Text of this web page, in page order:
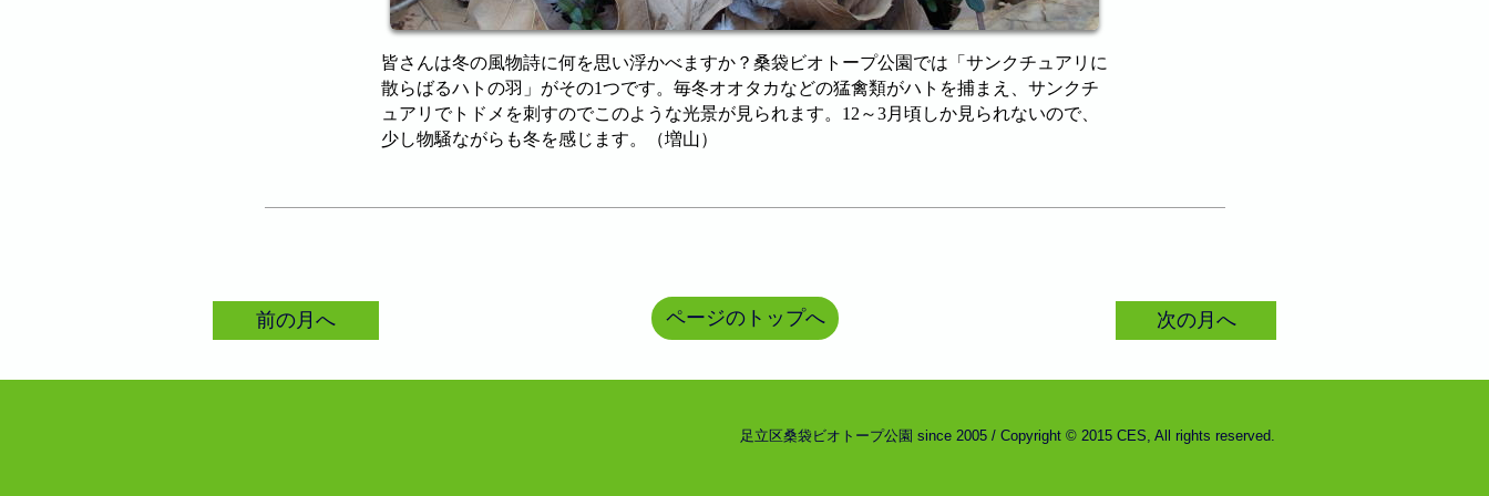
皆さんは冬の風物詩に何を思い浮かべますか？桑袋ビオトープ公園では「サンクチュアリに
散らばるハトの羽」がその1つです。毎冬オオタカなどの猛禽類がハトを捕まえ、サンクチ
ュアリでトドメを刺すのでこのような光景が見られます。12～3月頃しか見られないので、
少し物騒ながらも冬を感じます。（増山）
前の月へ 次の月へ
ページのトップへ
足立区桑袋ビオトープ公園 since 2005 / Copyright © 2015 CES, All rights reserved.